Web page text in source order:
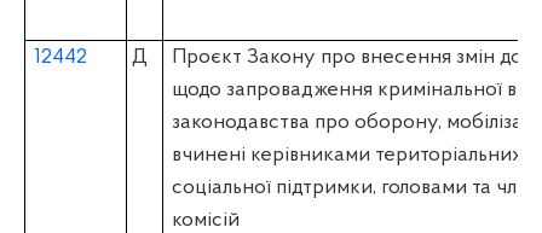
12442 Д
Проєкт Закону про внесення змін до
щодо запровадження кримінальної
законодавства про оборону,
вчинені керівниками територіальних
соціальної підтримки, головами та
комісій